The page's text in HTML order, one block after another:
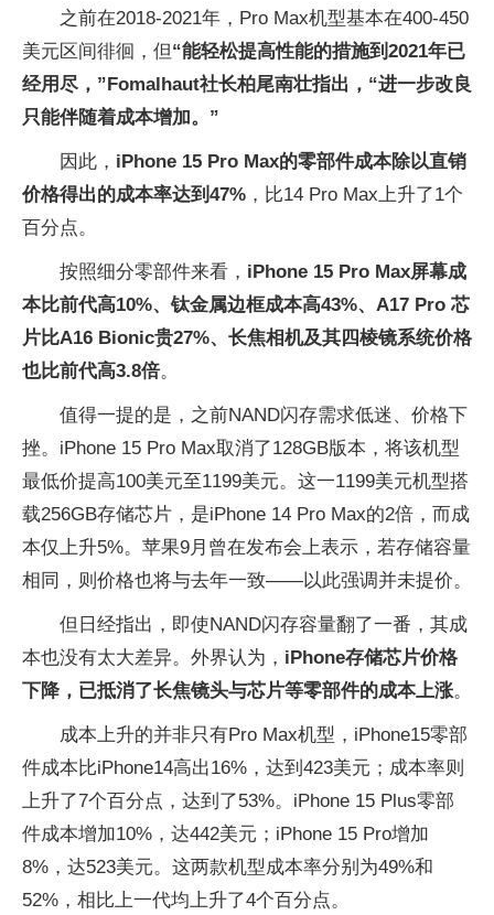
之前在2018-2021年，Pro Max机型基本在400-450
美元区间徘徊，但“能轻松提高性能的措施到2021年已
经用尽，”Fomalhaut社长柏尾南壮指出，“进一步改良
只能伴随着成本增加。”
因此， iPhone 15 Pro Max的零部件成本除以直销
价格得出的成本率达到47% ，比14 Pro Max上升了1个
百分点。
按照细分零部件来看， iPhone 15 Pro Max屏幕成
本比前代高10%、钛金属边框成本高43%、A17 Pro 芯
片比A16 Bionic贵27%、长焦相机及其四棱镜系统价格
也比前代高3.8倍。
值得一提的是，之前NAND闪存需求低迷、价格下
挫。iPhone 15 Pro Max取消了128GB版本，将该机型
最低价提高100美元至1199美元。这一1199美元机型搭
载256GB存储芯片，是iPhone 14 Pro Max的2倍，而成
本仅上升5%。苹果9月曾在发布会上表示，若存储容量
相同，则价格也将与去年一致——以此强调并未提价。
但日经指出，即使NAND闪存容量翻了一番，其成
本也没有太大差异。外界认为， iPhone存储芯片价格
下降，已抵消了长焦镜头与芯片等零部件的成本上涨。
成本上升的并非只有Pro Max机型，iPhone15零部
件成本比iPhone14高出16%，达到423美元；成本率则
上升了7个百分点，达到了53%。iPhone 15 Plus零部
件成本增加10%，达442美元；iPhone 15 Pro增加
8%，达523美元。这两款机型成本率分别为49%和
52%，相比上一代均上升了4个百分点。